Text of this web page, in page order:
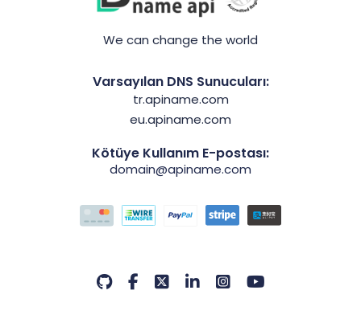
We can change the world
Varsayılan DNS Sunucuları:
tr.apiname.com
eu.apiname.com
Kötüye Kullanım E-postası:
domain@apiname.com